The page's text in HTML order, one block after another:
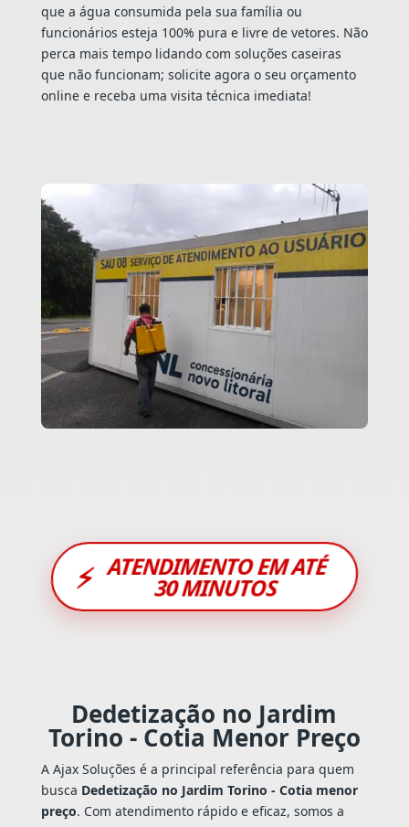
que a água consumida pela sua família ou
funcionários esteja 100% pura e livre de vetores. Não
perca mais tempo lidando com soluções caseiras
que não funcionam; solicite agora o seu orçamento
online e receba uma visita técnica imediata!
⚡ ATENDIMENTO EM ATÉ
30 MINUTOS
Dedetização no Jardim
Torino - Cotia Menor Preço
A Ajax Soluções é a principal referência para quem
busca Dedetização no Jardim Torino - Cotia menor
preço. Com atendimento rápido e eficaz, somos a